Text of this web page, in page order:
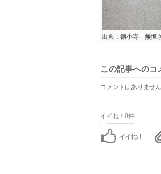
出典： 徳小寺 無恒
この記事へのコ
コメントはありません
イイね！0件